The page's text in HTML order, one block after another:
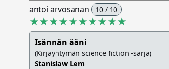
antoi arvosanan 10 / 10
★★★★★★★★★★
Isännän ääni
(Kirjayhtymän science fiction -sarja)
Stanislaw Lem